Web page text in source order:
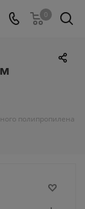
0
полипропилена